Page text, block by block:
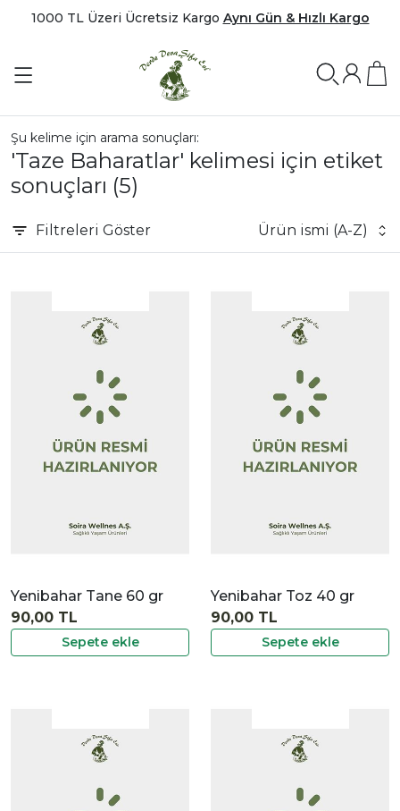
1000 TL Üzeri Ücretsiz Kargo Aynı Gün & Hızlı Kargo
Şu kelime için arama sonuçları:
'Taze Baharatlar' kelimesi için etiket
sonuçları (5)
Filtreleri Göster Ürün ismi (A-Z)
Yenibahar Tane 60 gr
Sepete ekle
90,00 TL
Yenibahar Toz 40 gr
Sepete ekle
90,00 TL